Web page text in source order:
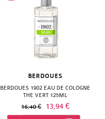
BERDOUES
BERDOUES 1902 EAU DE COLOGNE
THE VERT 125ML
16,40 € 13,94 €